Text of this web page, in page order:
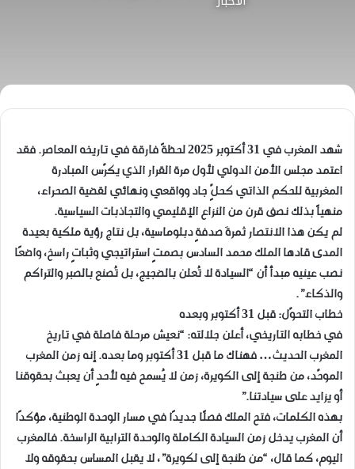
شهد المغرب في 31 أكتوبر 2025 لحظةً فارقة في تاريخه المعاصر. فقد
اعتمد مجلس الأمن الدولي لأول مرة القرار الذي يكرّس المبادرة
المغربية للحكم الذاتي كحلٍّ جاد وواقعي ونهائي لقضية الصحراء،
منهياً بذلك نصف قرن من النزاع الإقليمي والتجاذبات السياسية.
لم يكن هذا الانتصار ثمرةَ صدفةٍ دبلوماسية، بل نتاج رؤية ملكية بعيدة
المدى قادها الملك محمد السادس بصمتٍ استراتيجي وثباتٍ راسخ، واضعًا
نصب عينيه مبدأ أن “السيادة لا تُعلن بالضجيج، بل تُصنع بالصبر والتراكم
والذكاء”.
خطاب التحوّل: قبل 31 أكتوبر وبعده
في خطابه التاريخي، أعلن جلالته: “نعيش مرحلة فاصلة في تاريخ
المغرب الحديث… فهناك ما قبل 31 أكتوبر وما بعده. إنه زمن المغرب
الموحّد، من طنجة إلى الكويرة، زمن لا يُسمح فيه لأحدٍ أن يعبث بحقوقنا
أو يزايد على سيادتنا.”
بهذه الكلمات، فتح الملك فصلًا جديدًا في مسار الوحدة الوطنية، مؤكدًا
أن المغرب يدخل زمن السيادة الكاملة والوحدة الترابية الراسخة. فالمغرب
اليوم، كما قال، “من طنجة إلى لكويرة”، لا يقبل المساس بحقوقه ولا